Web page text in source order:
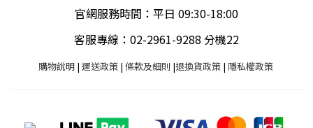
官網服務時間：平日 09:30-18:00
客服專線：02-2961-9288 分機22
購物說明| 運送政策 | 條款及細則 |退換貨政策| 隱私權政策